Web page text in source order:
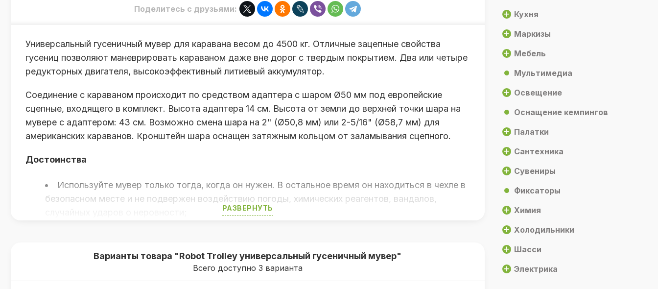
Поделитесь с друзьями:
РАЗВЕРНУТЬ
Универсальный гусеничный мувер для каравана весом до 4500 кг. Отличные зацепные свойства
гусениц позволяют маневрировать караваном даже вне дорог с твердым покрытием. Два или четыре
редукторных двигателя, высокоэффективный литиевый аккумулятор.
Соединение с караваном происходит по средством адаптера с шаром Ø50 мм под европейские
сцепные, входящего в комплект. Высота адаптера 14 см. Высота от земли до верхней точки шара на
мувере с адаптером: 43 см. Возможно смена шара на 2" (Ø50,8 мм) или 2-5/16" (Ø58,7 мм) для
американских караванов. Кронштейн шара оснащен затяжным кольцом от заламывания сцепного.
Достоинства
Используйте мувер только тогда, когда он нужен. В остальное время он находиться в чехле в
безопасном месте и не подвержен воздействию погоды, химических реагентов, вандалов,
Даже самая дорогая модель СТ4500 стоит дешевле, чем оригинальный комплект с 4
двигателями от Truma или AL-KO с монтажом для двухосного каравана;
Любой колесный мувер, что бы он служил долго, необходимо обслуживать перед началом
Варианты товара "Robot Trolley универсальный гусеничный мувер"
Всего доступно 3 варианта
Кухня
Маркизы
Мебель
Мультимедиа
Освещение
Оснащение кемпингов
Палатки
Сантехника
Сувениры
Фиксаторы
Химия
Холодильники
Шасси
Электрика